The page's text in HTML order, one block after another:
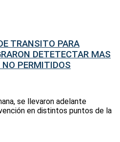
TRANSITO PARA
DETETECTAR MAS
PERMITIDOS
se llevaron adelante
en distintos puntos de la